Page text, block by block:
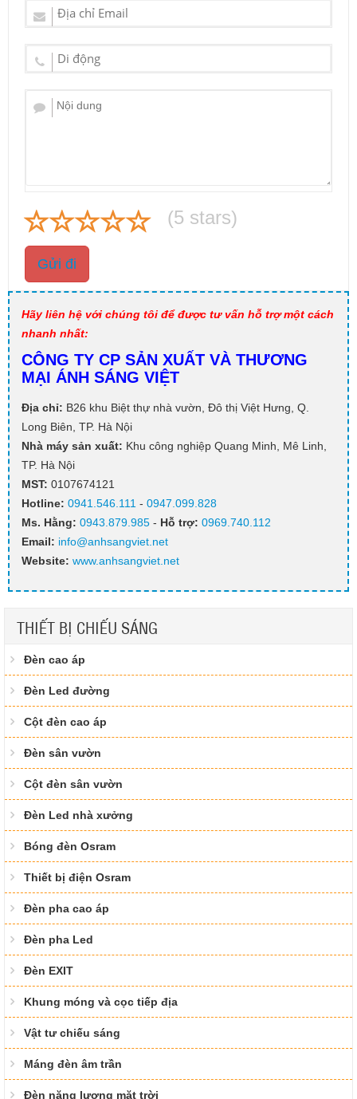
(5 stars)
Gửi đi
Hãy liên hệ với chúng tôi để được tư vấn hỗ trợ một cách
nhanh nhất:
CÔNG TY CP SẢN XUẤT VÀ THƯƠNG
MẠI ÁNH SÁNG VIỆT
Địa chỉ: B26 khu Biệt thự nhà vườn, Đô thị Việt Hưng, Q.
Long Biên, TP. Hà Nội
Nhà máy sản xuất: Khu công nghiệp Quang Minh, Mê Linh,
TP. Hà Nội
MST: 0107674121
Hotline: 0941.546.111 - 0947.099.828​
Ms. Hằng: 0943.879.985 - Hỗ trợ: 0969.740.112
Email: info@anhsangviet.net
Website: www.anhsangviet.net
THIẾT BỊ CHIẾU SÁNG
Đèn cao áp
Đèn Led đường
Cột đèn cao áp
Đèn sân vườn
Cột đèn sân vườn
Đèn Led nhà xưởng
Bóng đèn Osram
Thiết bị điện Osram
Đèn pha cao áp
Đèn pha Led
Đèn EXIT
Khung móng và cọc tiếp địa
Vật tư chiếu sáng
Máng đèn âm trần
Đèn năng lượng mặt trời